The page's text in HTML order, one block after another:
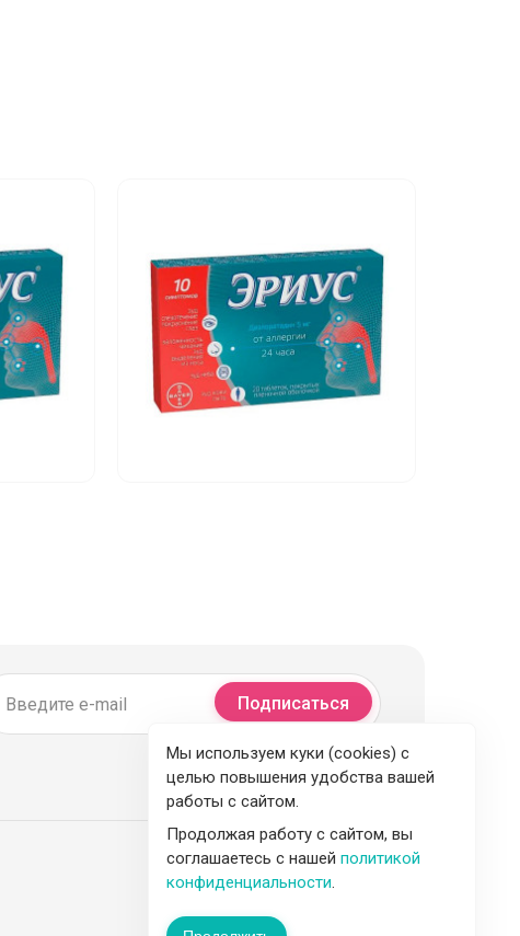
Подписаться
Мы используем куки (cookies) с
целью повышения удобства вашей
работы с сайтом.
Продолжая работу с сайтом, вы
соглашаетесь с нашей политикой
конфиденциальности.